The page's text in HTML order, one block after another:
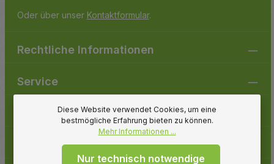
Oder über unser Kontaktformular.
Rechtliche Informationen
Service
Gartenpirat
Folge uns
Diese Website verwendet Cookies, um eine
bestmögliche Erfahrung bieten zu können.
Mehr Informationen ...
Nur technisch notwendige